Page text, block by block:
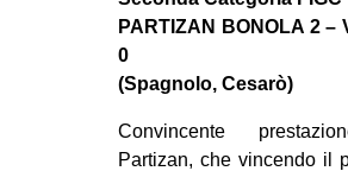
MILANO
SPAZI
SPORT POPOLARE
PARTIZAN BONOLA 2 –
0
(Spagnolo, Cesarò)
Convincente
Partizan, che vincendo il